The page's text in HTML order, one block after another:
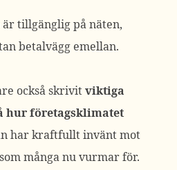
tillgänglig på näten,
betalvägg emellan.
också skrivitviktiga
hur företagsklimatet
har kraftfullt invänt mot
många nu vurmar för.